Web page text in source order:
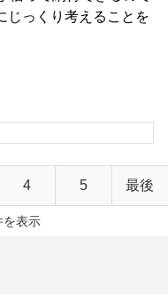
じっくり考えることを
4 5 最後
表示